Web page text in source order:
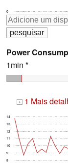
0
Power
1min *
+ 1 Mais
8
9
10
11
12
13
14